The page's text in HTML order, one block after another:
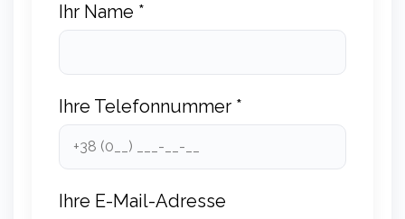
Ihr Name *
Ihre Telefonnummer *
Ihre E-Mail-Adresse